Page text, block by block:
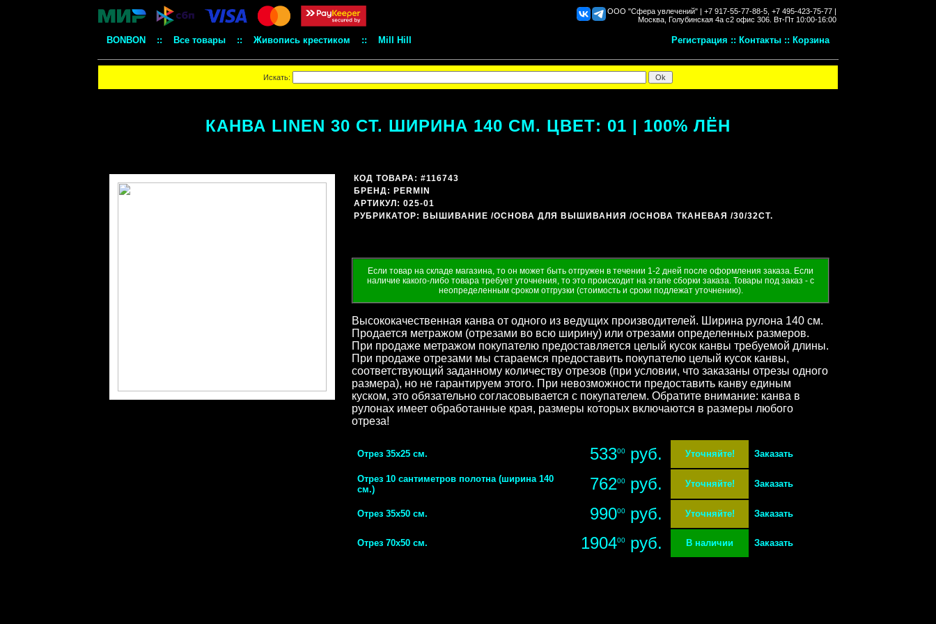
ООО "Сфера увлечений" | +7 917-55-77-88-5, +7 495-423-75-77 |
Москва, Голубинская 4а с2 офис 306. Вт-Пт 10:00-16:00
BONBON :: Все товары :: Живопись крестиком :: Mill Hill Регистрация :: Контакты :: Корзина
Искать:
КАНВА LINEN 30 CT. ШИРИНА 140 СМ. ЦВЕТ: 01 | 100% ЛЁН
КОД ТОВАРА: #116743
БРЕНД: PERMIN
АРТИКУЛ: 025-01
РУБРИКАТОР: ВЫШИВАНИЕ /ОСНОВА ДЛЯ ВЫШИВАНИЯ /ОСНОВА ТКАНЕВАЯ /30/32CT.
Если товар на складе магазина, то он может быть отгружен в течении 1-2 дней после оформления заказа. Если
наличие какого-либо товара требует уточнения, то это происходит на этапе сборки заказа. Товары под заказ - с
неопределенным сроком отгрузки (стоимость и сроки подлежат уточнению).
Высококачественная канва от одного из ведущих производителей. Ширина рулона 140 см.
Продается метражом (отрезами во всю ширину) или отрезами определенных размеров.
При продаже метражом покупателю предоставляется целый кусок канвы требуемой длины.
При продаже отрезами мы стараемся предоставить покупателю целый кусок канвы,
соответствующий заданному количеству отрезов (при условии, что заказаны отрезы одного
размера), но не гарантируем этого. При невозможности предоставить канву единым
куском, это обязательно согласовывается с покупателем. Обратите внимание: канва в
рулонах имеет обработанные края, размеры которых включаются в размеры любого
отреза!
Отрез 35х25 см. 53300 руб. Уточняйте! Заказать
Отрез 10 сантиметров полотна (ширина 140
см.)
76200 руб. Уточняйте! Заказать
Отрез 35х50 см. 99000 руб. Уточняйте! Заказать
Отрез 70х50 см. 190400 руб. В наличии Заказать